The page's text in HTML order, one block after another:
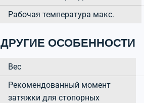
Рабочая температура макс.
ДРУГИЕ ОСОБЕННОСТИ
Вес
Рекомендованный момент
затяжки для стопорных